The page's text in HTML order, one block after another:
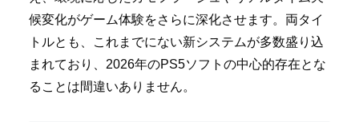
候変化がゲーム体験をさらに深化させます。両タイ
トルとも、これまでにない新システムが多数盛り込
まれており、2026年のPS5ソフトの中心的存在とな
ることは間違いありません。